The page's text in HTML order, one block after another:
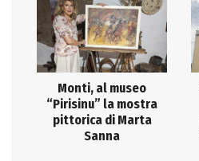
Monti, al museo
“Pirisinu” la mostra
pittorica di Marta
Sanna